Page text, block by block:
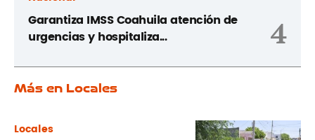
Garantiza IMSS Coahuila atención de
urgencias y hospitaliza...
4
Más en Locales
Locales